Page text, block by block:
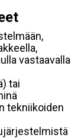
vastaavalla
tai
tekniikoiden